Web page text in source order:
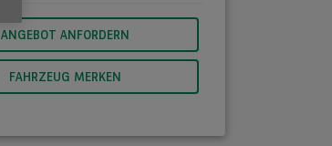
ANGEBOT ANFORDERN
FAHRZEUG MERKEN